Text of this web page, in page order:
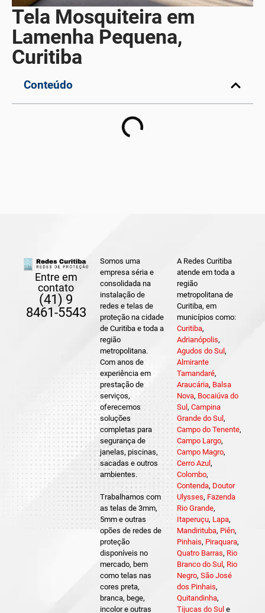
Tela Mosquiteira em
Lamenha Pequena,
Curitiba
Conteúdo
Entre em
contato
(41) 9
8461-5543
Somos uma
empresa séria e
consolidada na
instalação de
redes e telas de
proteção na cidade
de Curitiba e toda a
região
metropolitana.
Com anos de
experiência em
prestação de
serviços,
oferecemos
soluções
completas para
segurança de
janelas, piscinas,
sacadas e outros
ambientes.
Trabalhamos com
as telas de 3mm,
5mm e outras
opões de redes de
proteção
disponíveis no
mercado, bem
como telas nas
cores preta,
branca, bege,
incolor e outras
A Redes Curitiba
atende em toda a
região
metropolitana de
Curitiba, em
municípios como:
Curitiba,
Adrianópolis,
Agudos do Sul ,
Almirante
Tamandaré,
Araucária, Balsa
Nova, Bocaiúva do
Sul , Campina
Grande do Sul ,
Campo do Tenente,
Campo Largo,
Campo Magro,
Cerro Azul ,
Colombo,
Contenda, Doutor
Ulysses, Fazenda
Rio Grande,
Itaperuçu, Lapa,
Mandirituba, Piên,
Pinhais, Piraquara,
Quatro Barras, Rio
Branco do Sul , Rio
Negro, São José
dos Pinhais,
Quitandinha,
Tijucas do Sul e